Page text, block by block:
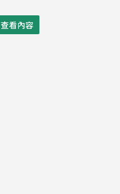
查看內容